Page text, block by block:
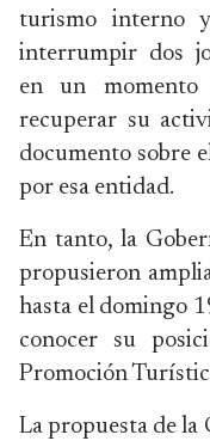
turismo interno
interrumpir dos
en un
recuperar su
documento sobre
por esa entidad.
En tanto, la
propusieron
hasta el domingo
conocer su
Promoción
La propuesta de la